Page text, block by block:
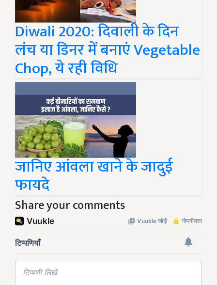
Diwali 2020: दिवाली के दिन
लंच या डिनर में बनाएं Vegetable
Chop, ये रही विधि
जानिए आंवला खाने के जादुई
फायदे
Share your comments